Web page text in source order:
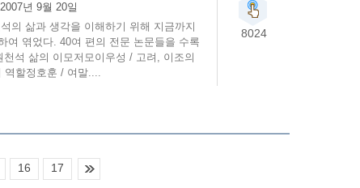
2007년 9월 20일
의 삶과 생각을 이해하기 위해 지금까지
여 엮었다. 40여 편의 전문 논문들을 수록
석 삶의 이모저모이우성 / 고려, 이조의
역할정호훈 / 여말....
8024
16 17